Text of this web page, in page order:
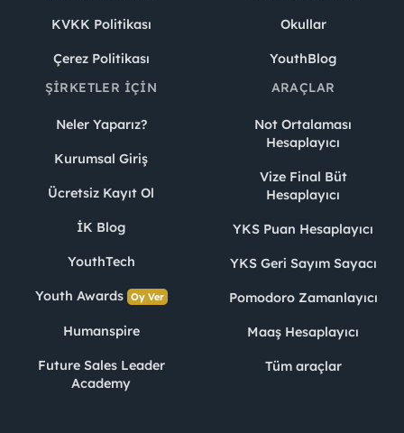
KVKK Politikası
Çerez Politikası
Okullar
YouthBlog
ŞIRKETLER İÇIN
Neler Yaparız?
Kurumsal Giriş
Ücretsiz Kayıt Ol
İK Blog
YouthTech
Youth Awards Oy Ver
Humanspire
Future Sales Leader
Academy
ARAÇLAR
Not Ortalaması
Hesaplayıcı
Vize Final Büt
Hesaplayıcı
YKS Puan Hesaplayıcı
YKS Geri Sayım Sayacı
Pomodoro Zamanlayıcı
Maaş Hesaplayıcı
Tüm araçlar